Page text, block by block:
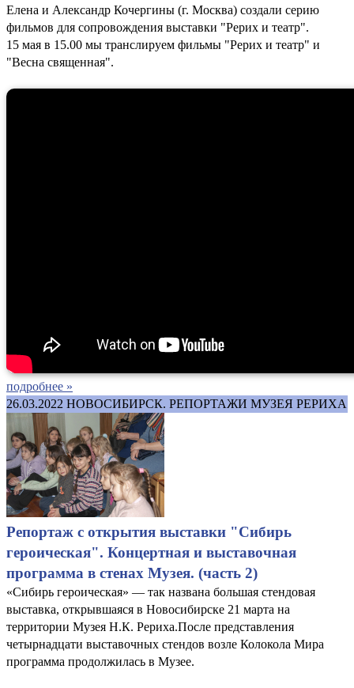
Елена и Александр Кочергины (г. Москва) создали серию
фильмов для сопровождения выставки "Рерих и театр".
15 мая в 15.00 мы транслируем фильмы "Рерих и театр" и
"Весна священная".
подробнее »
26.03.2022 НОВОСИБИРСК. РЕПОРТАЖИ МУЗЕЯ РЕРИХА
Репортаж с открытия выставки "Сибирь
героическая". Концертная и выставочная
программа в стенах Музея. (часть 2)
«Сибирь героическая» — так названа большая стендовая
выставка, открывшаяся в Новосибирске 21 марта на
территории Музея Н.К. Рериха.После представления
четырнадцати выставочных стендов возле Колокола Мира
программа продолжилась в Музее.